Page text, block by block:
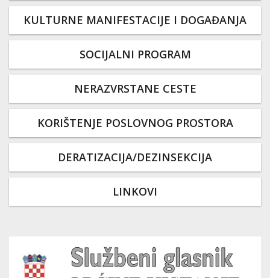
KULTURNE MANIFESTACIJE I DOGAĐANJA
SOCIJALNI PROGRAM
NERAZVRSTANE CESTE
KORIŠTENJE POSLOVNOG PROSTORA
DERATIZACIJA/DEZINSEKCIJA
LINKOVI